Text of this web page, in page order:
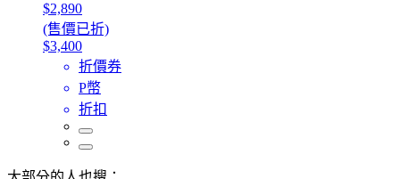
$2,890
(售價已折)
$3,400
折價券
P幣
折扣